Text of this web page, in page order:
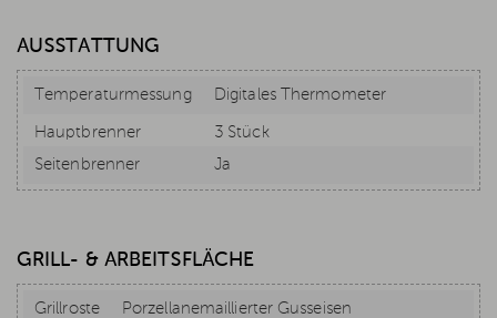
AUSSTATTUNG
Temperaturmessung Digitales Thermometer
Hauptbrenner
3 Stück
Seitenbrenner
Ja
GRILL- & ARBEITSFLÄCHE
Grillroste Porzellanemaillierter Gusseisen